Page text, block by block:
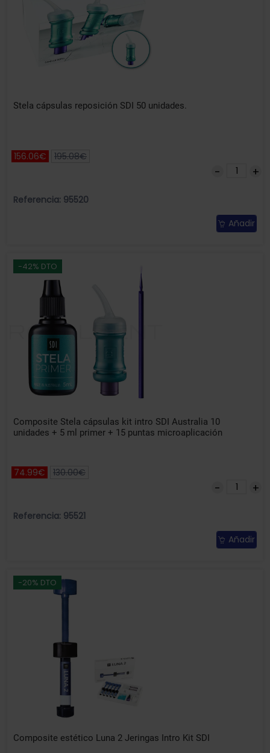
Stela cápsulas reposición SDI 50 unidades.
156.06€ 195.08€
Referencia: 95520
Añadir
-42% DTO
Composite Stela cápsulas kit intro SDI Australia 10
unidades + 5 ml primer + 15 puntas microaplicación
74.99€ 130.00€
Referencia: 95521
Añadir
-20% DTO
Composite estético Luna 2 Jeringas Intro Kit SDI